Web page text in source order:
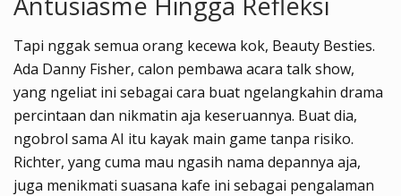
Tapi nggak semua orang kecewa kok, Beauty Besties.
Ada Danny Fisher, calon pembawa acara talk show,
yang ngeliat ini sebagai cara buat ngelangkahin drama
percintaan dan nikmatin aja keseruannya. Buat dia,
ngobrol sama AI itu kayak main game tanpa risiko.
Richter, yang cuma mau ngasih nama depannya aja,
juga menikmati suasana kafe ini sebagai pengalaman